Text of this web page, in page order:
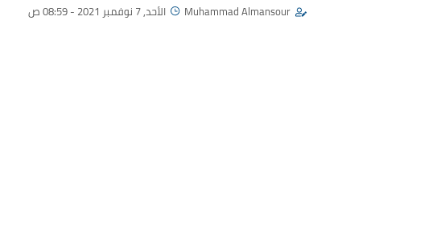
Muhammad Almansour الأحد, 7 نوفمبر 2021 - 08:59 ص